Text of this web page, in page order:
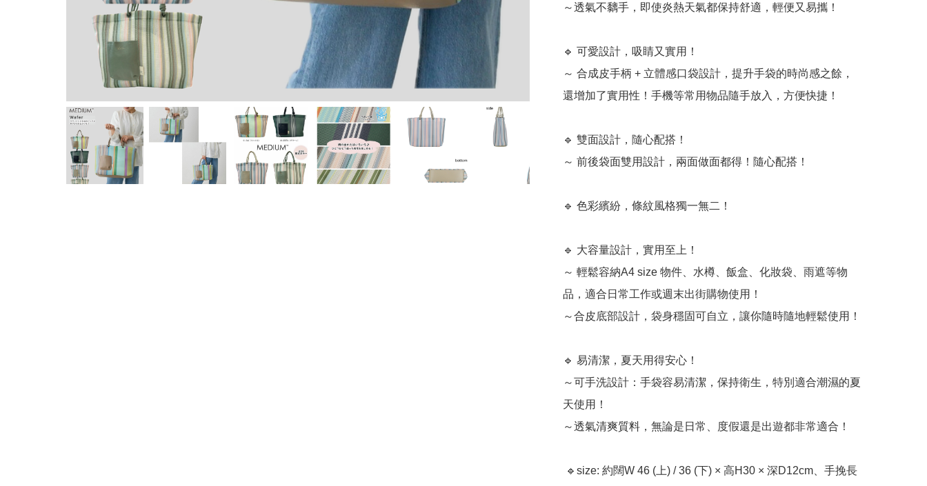
～透氣不黐手，即使炎熱天氣都保持舒適，輕便又易攜！
🔹 可愛設計，吸睛又實用！
～ 合成皮手柄 + 立體感口袋設計，提升手袋的時尚感之餘，
還增加了實用性！手機等常用物品隨手放入，方便快捷！
🔹 雙面設計，隨心配搭！
～ 前後袋面雙用設計，兩面做面都得！隨心配搭！
🔹 色彩繽紛，條紋風格獨一無二！
🔹 大容量設計，實用至上！
～ 輕鬆容納A4 size 物件、水樽、飯盒、化妝袋、雨遮等物
品，適合日常工作或週末出街購物使用！
～合皮底部設計，袋身穩固可自立，讓你隨時隨地輕鬆使用！
🔹 易清潔，夏天用得安心！
～可手洗設計：手袋容易清潔，保持衛生，特別適合潮濕的夏
天使用！
～透氣清爽質料，無論是日常、度假還是出遊都非常適合！